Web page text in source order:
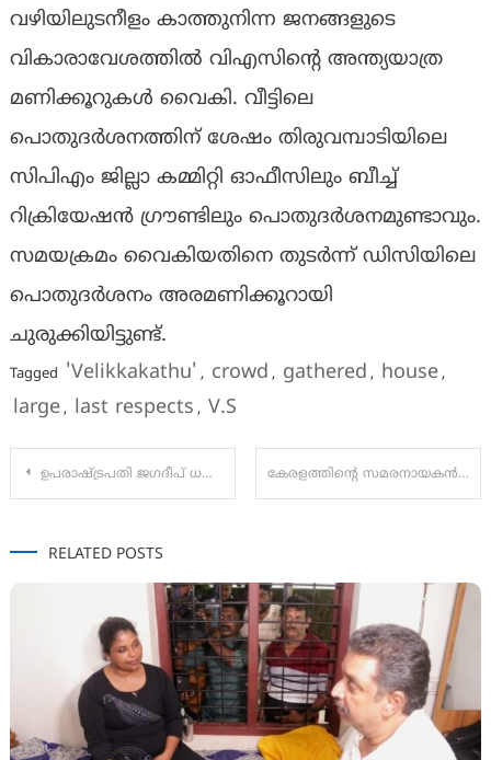
വഴിയിലുടനീളം കാത്തുനിന്ന ജനങ്ങളുടെ
വികാരാവേശത്തില്‍ വിഎസിന്റെ അന്ത്യയാത്ര
മണിക്കൂറുകള്‍ വൈകി. വീട്ടിലെ
പൊതുദര്‍ശനത്തിന് ശേഷം തിരുവമ്പാടിയിലെ
സിപിഎം ജില്ലാ കമ്മിറ്റി ഓഫീസിലും ബീച്ച്
റിക്രിയേഷന്‍ ഗ്രൗണ്ടിലും പൊതുദര്‍ശനമുണ്ടാവും.
സമയക്രമം വൈകിയതിനെ തുടര്‍ന്ന് ഡിസിയിലെ
പൊതുദര്‍ശനം അരമണിക്കൂറായി
ചുരുക്കിയിട്ടുണ്ട്.
Tagged 'Velikkakathu' , crowd , gathered , house,
large, last respects , V.S
Post
ഉപരാഷ്ട്രപതി ജഗദീപ് ധൻകറിൻ്റെ രാജി രാഷ്ട്രപതി അംഗീകരിച്ചു; നല്ല ആരോഗ്യം നേർന്ന് പ്രധാനമന്ത്രിയുടെ പോസ്റ്റ് കേരളത്തിന്റെ സമരനായകൻ ഒരിക്കൽ കൂടി ആലപ്പുഴയുടെ വിപ്ലവഭൂമിയിൽ
RELATED POSTS